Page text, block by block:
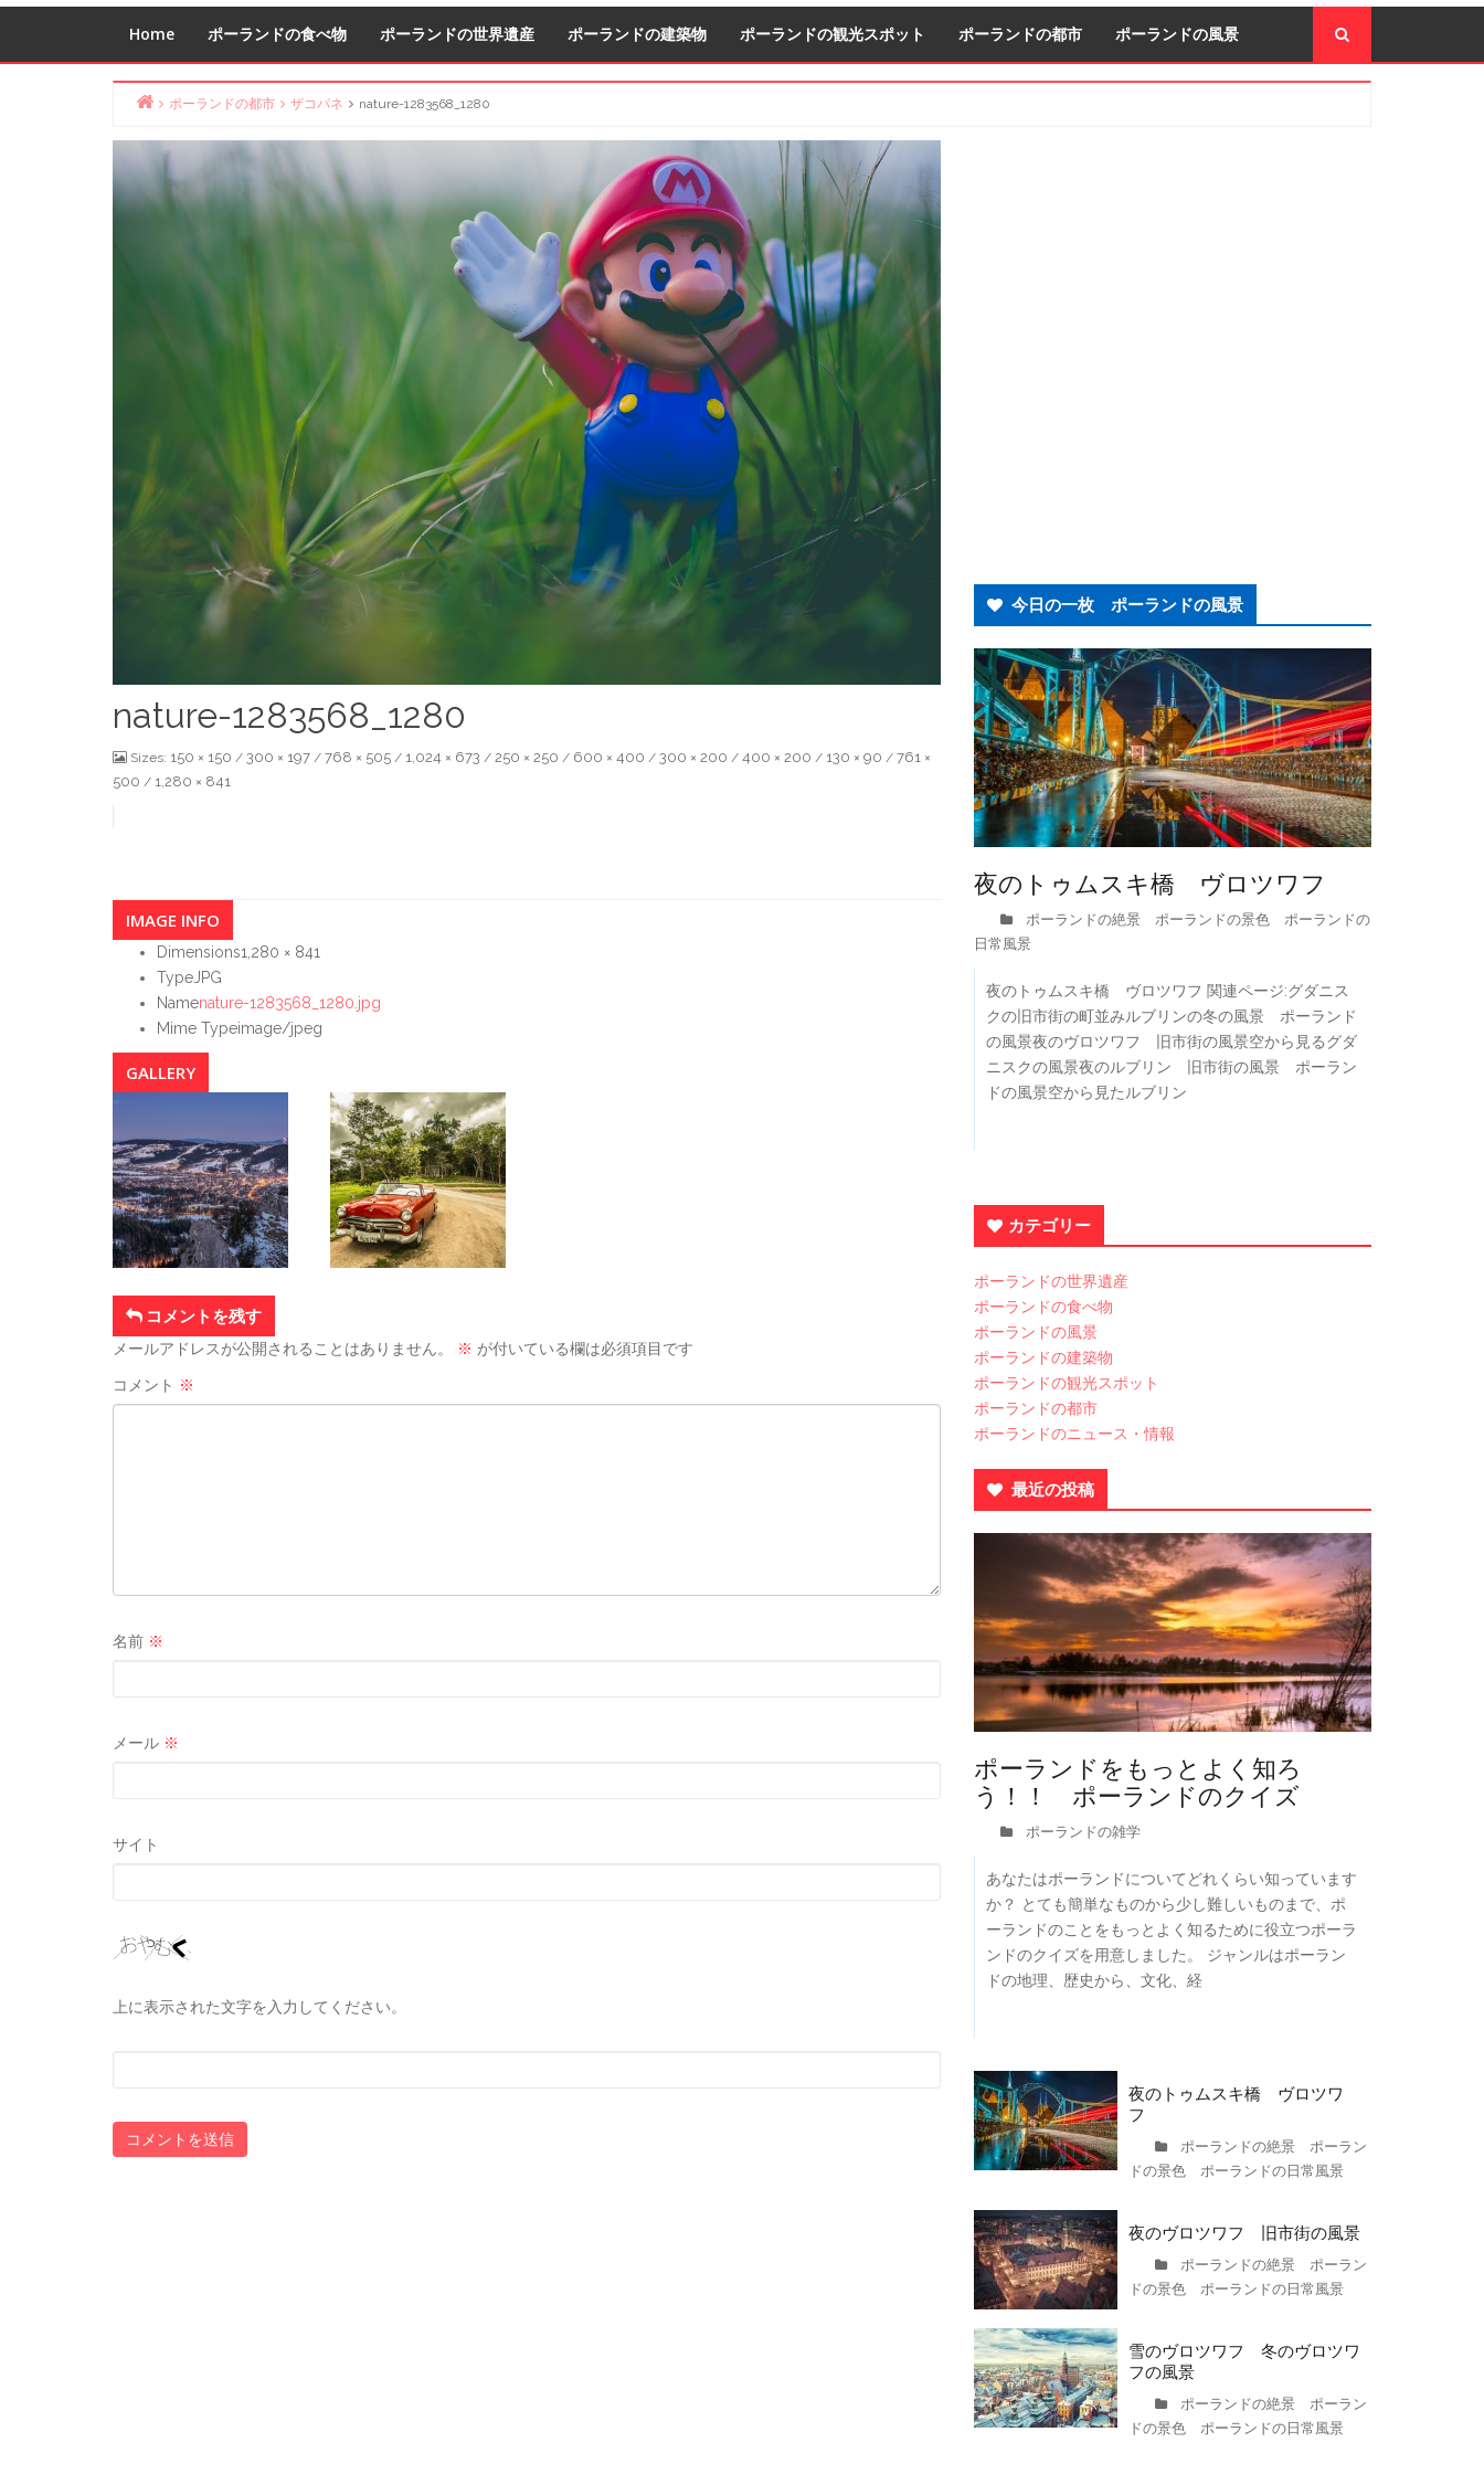
Home ポーランドの食べ物 ポーランドの世界遺産 ポーランドの建築物 ポーランドの観光スポット ポーランドの都市 ポーランドの風景
ポーランドの都市 ザコパネ nature-1283568_1280
nature-1283568_1280
Sizes: 150 × 150 / 300 × 197 / 768 × 505 / 1,024 × 673 / 250 × 250 / 600 × 400 / 300 × 200 / 400 × 200 / 130 × 90 / 761 ×
500 / 1,280 × 841
IMAGE INFO
Dimensions1,280 × 841
Type JPG
Namenature-1283568_1280.jpg
Mime Typeimage/jpeg
GALLERY
コメントを残す
メールアドレスが公開されることはありません。 ※ が付いている欄は必須項目です
コメント ※
名前 ※
メール ※
サイト
上に表示された文字を入力してください。
今日の一枚 ポーランドの風景
夜のトゥムスキ橋 ヴロツワフ
ポーランドの絶景 ポーランドの景色 ポーランドの
日常風景
夜のトゥムスキ橋 ヴロツワフ 関連ページ:グダニス
クの旧市街の町並みルブリンの冬の風景 ポーランド
の風景夜のヴロツワフ 旧市街の風景空から見るグダ
ニスクの風景夜のルブリン 旧市街の風景 ポーラン
ドの風景空から見たルブリン
カテゴリー
ポーランドの世界遺産
ポーランドの食べ物
ポーランドの風景
ポーランドの建築物
ポーランドの観光スポット
ポーランドの都市
ポーランドのニュース・情報
最近の投稿
ポーランドをもっとよく知ろ
う！！ ポーランドのクイズ
ポーランドの雑学
あなたはポーランドについてどれくらい知っています
か？ とても簡単なものから少し難しいものまで、ポ
ーランドのことをもっとよく知るために役立つポーラ
ンドのクイズを用意しました。 ジャンルはポーラン
ドの地理、歴史から、文化、経
夜のトゥムスキ橋 ヴロツワ
フ
ポーランドの絶景 ポーラン
ドの景色 ポーランドの日常風景
夜のヴロツワフ 旧市街の風景
ポーランドの絶景 ポーラン
ドの景色 ポーランドの日常風景
雪のヴロツワフ 冬のヴロツワ
フの風景
ポーランドの絶景 ポーラン
ドの景色 ポーランドの日常風景